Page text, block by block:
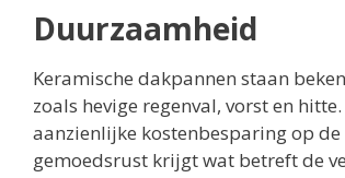
Duurzaamheid
Keramische dakpannen staan
zoals hevige regenval, vorst en
aanzienlijke kostenbesparing op
gemoedsrust krijgt wat betreft de